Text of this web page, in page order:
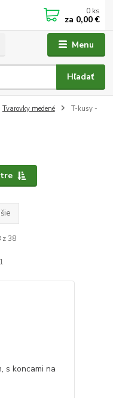
Menu
Hľadať
0 ks
za 0,00 €
Tvarovky medené
T-kusy -
z 38